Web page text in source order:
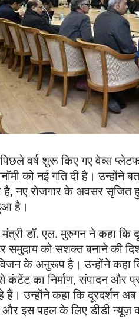
वर्ष शुरू किए गए वेव्स
को नई गति दी है। उन्होंने
है, नए रोजगार के अवसर
है।
मंत्री डॉ. एल. मुरुगन ने कहा कि
समुदाय को सशक्त बनाने की
के अनुरूप है। उन्होंने
का निर्माण, संपादन और
हैं। उन्होंने कहा कि दूरदर्शन
और इस पहल के लिए डीडी न्यूज़